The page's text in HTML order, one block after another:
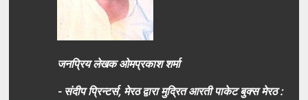
जनप्रिय लेखक ओमप्रकाश शर्मा
- संदीप प्रिन्टर्स, मेरठ द्वारा मुद्रित आरती पाकेट बुक्स मेरठ :